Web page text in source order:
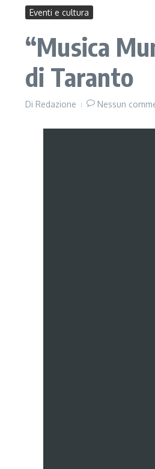
Eventi e cultura
“Musica
di Taranto
Di Redazione Nessun